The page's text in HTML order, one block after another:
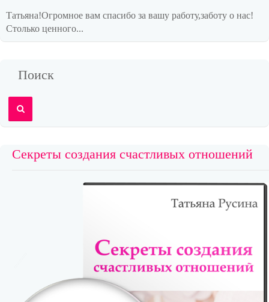
Татьяна!Огромное вам спасибо за вашу работу,заботу о нас!
Столько ценного...
Поиск
Секреты создания счастливых отношений